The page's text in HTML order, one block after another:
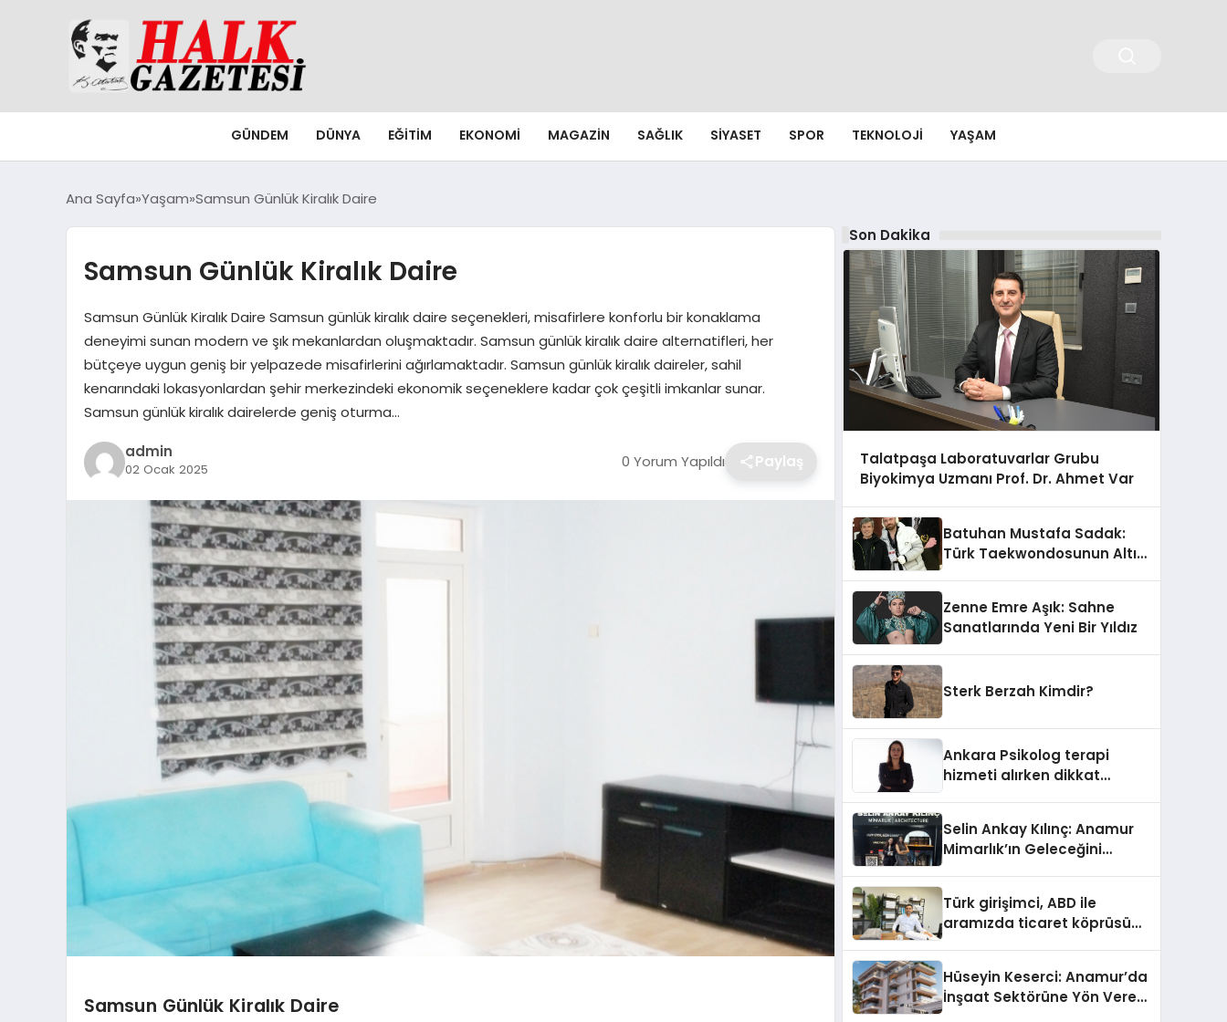
GÜNDEM DÜNYA EĞITIM EKONOMI MAGAZIN SAĞLIK SIYASET SPOR TEKNOLOJI YAŞAM
Ana Sayfa Yaşam Samsun Günlük Kiralık Daire
Samsun Günlük Kiralık Daire
Samsun Günlük Kiralık Daire Samsun günlük kiralık daire seçenekleri, misafirlere konforlu bir konaklama
deneyimi sunan modern ve şık mekanlardan oluşmaktadır. Samsun günlük kiralık daire alternatifleri, her
bütçeye uygun geniş bir yelpazede misafirlerini ağırlamaktadır. Samsun günlük kiralık daireler, sahil
kenarındaki lokasyonlardan şehir merkezindeki ekonomik seçeneklere kadar çok çeşitli imkanlar sunar.
Samsun günlük kiralık dairelerde geniş oturma…
admin
02 Ocak 2025 0 Yorum Yapıldı Paylaş
Samsun Günlük Kiralık Daire
Son Dakika
Talatpaşa Laboratuvarlar Grubu
Biyokimya Uzmanı Prof. Dr. Ahmet Var
Batuhan Mustafa Sadak:
Türk Taekwondosunun Altın
Zenne Emre Aşık: Sahne
Sanatlarında Yeni Bir Yıldız
Sterk Berzah Kimdir?
Ankara Psikolog terapi
hizmeti alırken dikkat
Selin Ankay Kılınç: Anamur
Mimarlık’ın Geleceğini
Türk girişimci, ABD ile
aramızda ticaret köprüsü
Hüseyin Keserci: Anamur’da
İnşaat Sektörüne Yön Veren